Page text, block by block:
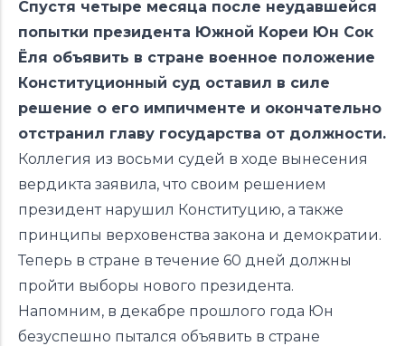
Спустя четыре месяца после неудавшейся
попытки президента Южной Кореи Юн Сок
Ёля объявить в стране военное положение
Конституционный суд оставил в силе
решение о его импичменте и окончательно
отстранил главу государства от должности.
Коллегия из восьми судей в ходе вынесения
вердикта заявила, что своим решением
президент нарушил Конституцию, а также
принципы верховенства закона и демократии.
Теперь в стране в течение 60 дней должны
пройти выборы нового президента.
Напомним, в декабре прошлого года Юн
безуспешно пытался объявить в стране